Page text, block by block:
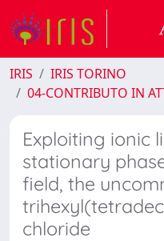
IRIS
IRIS TORINO
04-CONTRIBUTO IN
Exploiting ionic
stationary
field, the
chloride